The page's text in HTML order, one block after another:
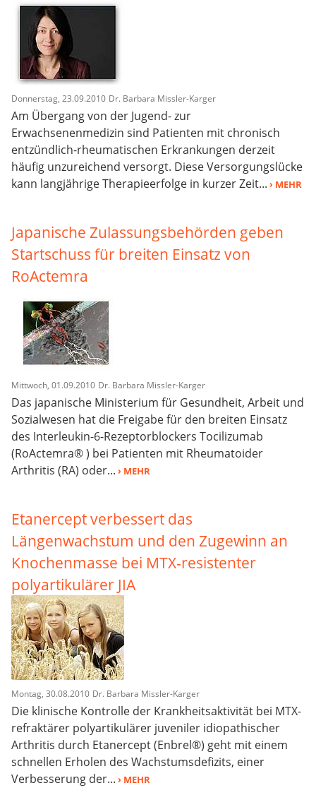
Donnerstag, 23.09.2010 Dr. Barbara Missler-Karger
Am Übergang von der Jugend- zur
Erwachsenenmedizin sind Patienten mit chronisch
entzündlich-rheumatischen Erkrankungen derzeit
häufig unzureichend versorgt. Diese Versorgungslücke
kann langjährige Therapieerfolge in kurzer Zeit... › MEHR
Japanische Zulassungsbehörden geben
Startschuss für breiten Einsatz von
RoActemra
Mittwoch, 01.09.2010 Dr. Barbara Missler-Karger
Das japanische Ministerium für Gesundheit, Arbeit und
Sozialwesen hat die Freigabe für den breiten Einsatz
des Interleukin-6-Rezeptorblockers Tocilizumab
(RoActemra® ) bei Patienten mit Rheumatoider
Arthritis (RA) oder... › MEHR
Etanercept verbessert das
Längenwachstum und den Zugewinn an
Knochenmasse bei MTX-resistenter
polyartikulärer JIA
Montag, 30.08.2010 Dr. Barbara Missler-Karger
Die klinische Kontrolle der Krankheitsaktivität bei MTX-
refraktärer polyartikulärer juveniler idiopathischer
Arthritis durch Etanercept (Enbrel®) geht mit einem
schnellen Erholen des Wachstumsdefizits, einer
Verbesserung der... › MEHR